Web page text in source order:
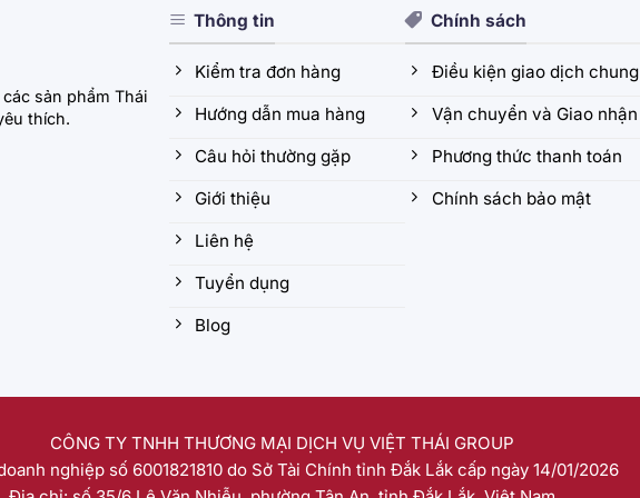
sản phẩm Thái
thích.
Thông tin
Kiểm tra đơn hàng
Hướng dẫn mua hàng
Câu hỏi thường gặp
Giới thiệu
Liên hệ
Tuyển dụng
Blog
Chính sách
Điều kiện giao dịch chung
Vận chuyển và Giao nhận
Phương thức thanh toán
Chính sách bảo mật
CÔNG TY TNHH THƯƠNG MẠI DỊCH VỤ VIỆT THÁI GROUP
nghiệp số 6001821810 do Sở Tài Chính tỉnh Đắk Lắk cấp ngày 14/01/2026